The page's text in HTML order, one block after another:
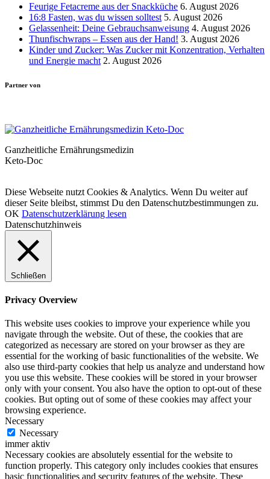
Feurige Fetacreme aus der Snackküche 6. August 2026
16:8 Fasten, was du wissen solltest 5. August 2026
Gelassenheit: Deine Gebrauchsanweisung 4. August 2026
Thunfischwraps – Essen aus der Hand! 3. August 2026
Kinder und Zucker: Was Zucker mit Konzentration, Verhalten
und Energie macht 2. August 2026
Partner von
Ganzheitliche Ernährungsmedizin
Keto-Doc
Diese Webseite nutzt Cookies & Analytics. Wenn Du weiter auf
dieser Seite bleibst, stimmst Du den Datenschutzbestimmungen zu.
OK Datenschutzerklärung lesen
Datenschutzhinweis
Schließen
Privacy Overview
This website uses cookies to improve your experience while you
navigate through the website. Out of these, the cookies that are
categorized as necessary are stored on your browser as they are
essential for the working of basic functionalities of the website. We
also use third-party cookies that help us analyze and understand how
you use this website. These cookies will be stored in your browser
only with your consent. You also have the option to opt-out of these
cookies. But opting out of some of these cookies may affect your
browsing experience.
Necessary
Necessary
immer aktiv
Necessary cookies are absolutely essential for the website to
function properly. This category only includes cookies that ensures
basic functionalities and security features of the website. These